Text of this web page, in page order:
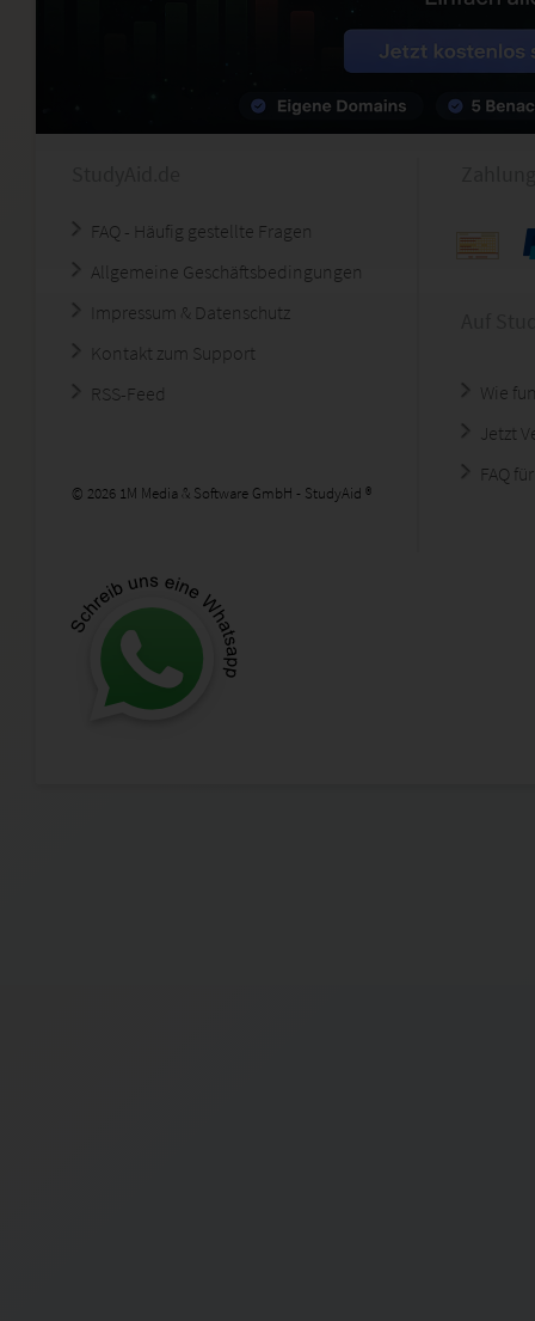
FAQ - Häufig gestellte Fragen
Allgemeine Geschäftsbedingungen
Impressum & Datenschutz
Kontakt zum Support
RSS-Feed
© 2026 1M Media & Software GmbH - StudyAid ®
Wie
Jetzt
FAQ